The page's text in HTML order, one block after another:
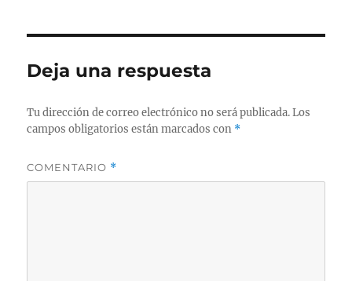
Deja una respuesta
Tu dirección de correo electrónico no será publicada. Los
campos obligatorios están marcados con *
COMENTARIO *